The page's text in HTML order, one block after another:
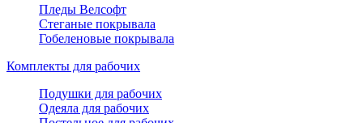
Пледы Велсофт
Стеганые покрывала
Гобеленовые покрывала
Комплекты для рабочих
Подушки для рабочих
Одеяла для рабочих